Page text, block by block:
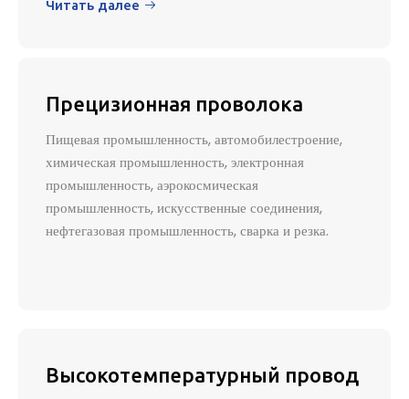
Читать далее 
Прецизионная проволока
Пищевая промышленность, автомобилестроение,
химическая промышленность, электронная
промышленность, аэрокосмическая
промышленность, искусственные соединения,
нефтегазовая промышленность, сварка и резка.
Высокотемпературный провод